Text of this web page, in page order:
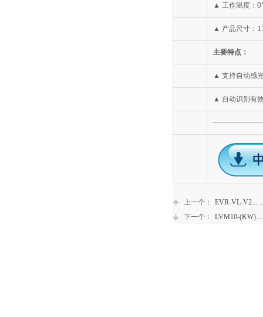
▲ 工作温度：
▲ 产品尺寸：
主要特点：
▲ 支持自动感
▲ 自动识别有
上一个：
EVR-VL-
下一个：
LVM10-